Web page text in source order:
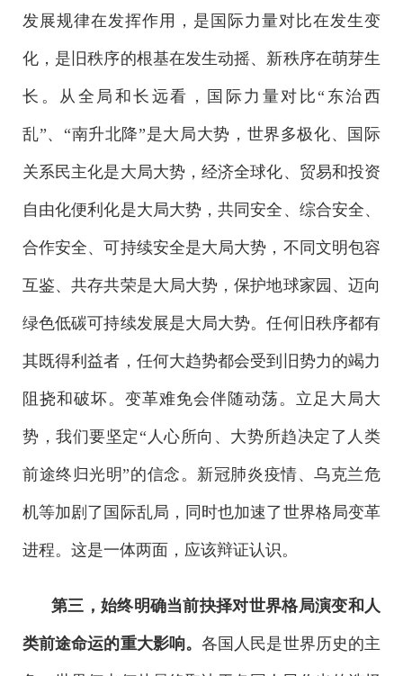
发展规律在发挥作用，是国际力量对比在发生变
化，是旧秩序的根基在发生动摇、新秩序在萌芽生
长。从全局和长远看，国际力量对比“东治西
乱”、“南升北降”是大局大势，世界多极化、国际
关系民主化是大局大势，经济全球化、贸易和投资
自由化便利化是大局大势，共同安全、综合安全、
合作安全、可持续安全是大局大势，不同文明包容
互鉴、共存共荣是大局大势，保护地球家园、迈向
绿色低碳可持续发展是大局大势。任何旧秩序都有
其既得利益者，任何大趋势都会受到旧势力的竭力
阻挠和破坏。变革难免会伴随动荡。立足大局大
势，我们要坚定“人心所向、大势所趋决定了人类
前途终归光明”的信念。新冠肺炎疫情、乌克兰危
机等加剧了国际乱局，同时也加速了世界格局变革
进程。这是一体两面，应该辩证认识。
第三，始终明确当前抉择对世界格局演变和人
类前途命运的重大影响。各国人民是世界历史的主